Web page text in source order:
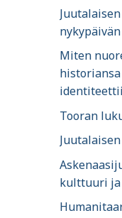
Miten
Tooran
kulttuuri